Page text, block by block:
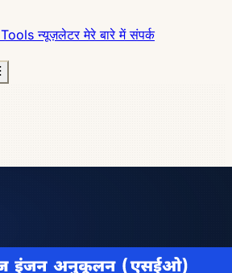
Toolsन्यूज़लेटरमेरे बारे मेंसंपर्क